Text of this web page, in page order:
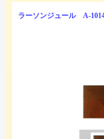
ラーソンジュール A-